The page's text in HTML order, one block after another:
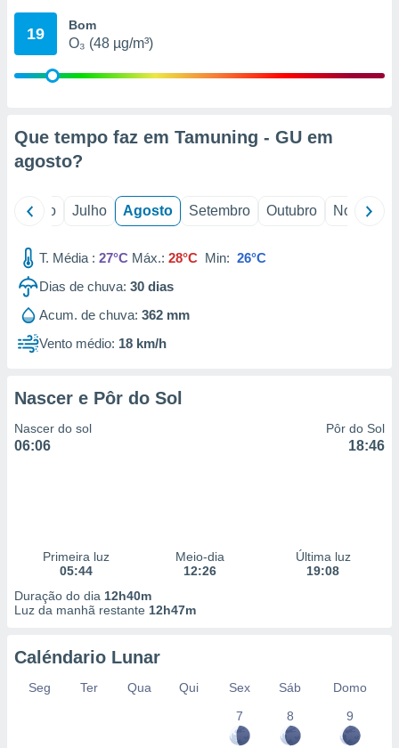
através
1199
19 Bom
O₃ (48 µg/m³)
Que tempo faz em Tamuning - GU em
agosto?
Junho Julho Agosto Setembro Outubro Novembro
T. Média : 27°C Máx.: 28°C Min: 26°C
Dias de chuva: 30 dias
Acum. de chuva: 362 mm
Vento médio: 18 km/h
Nascer e Pôr do Sol
Nascer do sol
06:06
Pôr do Sol
18:46
Primeira luz
05:44
Meio-dia
12:26
Última luz
19:08
Duração do dia 12h40m
Luz da manhã restante 12h47m
Caléndario Lunar
Seg Ter Qua Qui Sex Sáb
Domo
7
8 9